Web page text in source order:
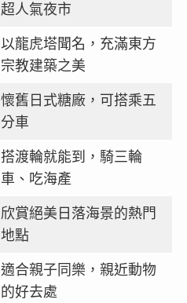
超人氣夜市
以龍虎塔聞名，充滿東方
宗教建築之美
懷舊日式糖廠，可搭乘五
分車
搭渡輪就能到，騎三輪
車、吃海產
欣賞絕美日落海景的熱門
地點
適合親子同樂，親近動物
的好去處